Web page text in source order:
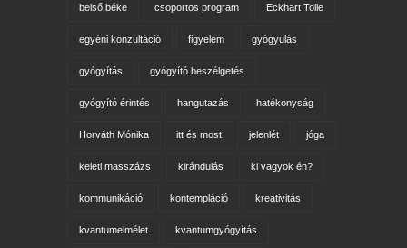
belső béke csoportos program Eckhart Tolle
egyéni konzultáció figyelem gyógyulás
gyógyítás gyógyító beszélgetés
gyógyító érintés hangutazás hatékonyság
Horváth Mónika itt és most jelenlét jóga
keleti masszázs kirándulás ki vagyok én?
kommunikáció kontempláció kreativitás
kvantumelmélet kvantumgyógyítás